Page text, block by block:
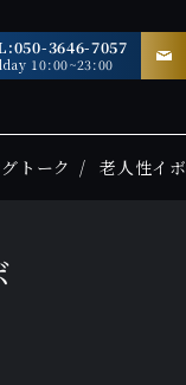
3646-7057
10:00~23:00
トーク 老人性イボ